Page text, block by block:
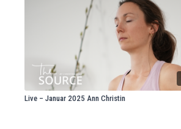
Live – Januar 2025 Ann Christin